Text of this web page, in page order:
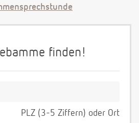
finden!
PLZ (3-5 Ziffern) oder Ort